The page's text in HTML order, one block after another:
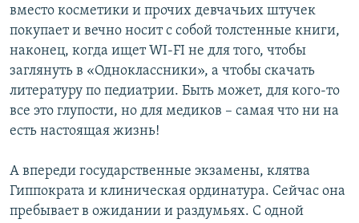
вместо косметики и прочих девчачьих штучек
покупает и вечно носит с собой толстенные книги,
наконец, когда ищет WI-FI не для того, чтобы
заглянуть в «Одноклассники», а чтобы скачать
литературу по педиатрии. Быть может, для кого-то
все это глупости, но для медиков – самая что ни на
есть настоящая жизнь!
А впереди государственные экзамены, клятва
Гиппократа и клиническая ординатура. Сейчас она
пребывает в ожидании и раздумьях. С одной